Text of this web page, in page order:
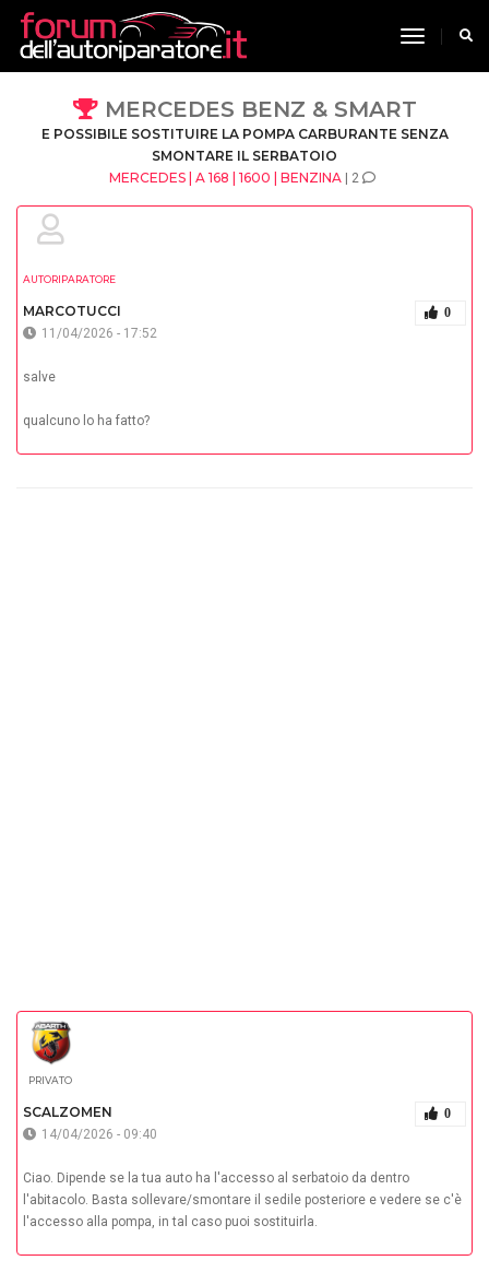
toggle
MERCEDES BENZ & SMART
E POSSIBILE SOSTITUIRE LA POMPA CARBURANTE SENZA
SMONTARE IL SERBATOIO
MERCEDES | A 168 | 1600 | BENZINA
| 2
AUTORIPARATORE
MARCOTUCCI 0
11/04/2026 - 17:52
salve
qualcuno lo ha fatto?
PRIVATO
SCALZOMEN 0
14/04/2026 - 09:40
Ciao. Dipende se la tua auto ha l'accesso al serbatoio da dentro
l'abitacolo. Basta sollevare/smontare il sedile posteriore e vedere se c'è
l'accesso alla pompa, in tal caso puoi sostituirla.